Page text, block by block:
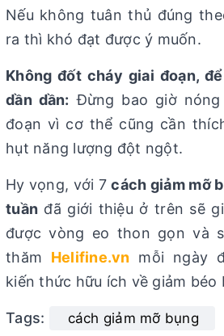
Nếu không tuân thủ đúng
ra thì khó đạt được ý muốn.
Không đốt cháy giai đoạn,
dần dần: Đừng bao giờ
đoạn vì cơ thể cũng cần
hụt năng lượng đột ngột.
Hy vọng, với 7cách giảm mỡ
tuần đã giới thiệu ở trên sẽ
được vòng eo thon gọn và
thăm Helifine.vn mỗi ngày
kiến thức hữu ích về giảm béo
Tags:
cách giảm mỡ bụng